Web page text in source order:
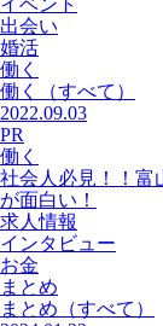
イベント
出会い
婚活
働く
働く
（すべて）
2022.09.03
PR
働く
社会人必見！！富
が面白い！
求人情報
インタビュー
お金
まとめ
まとめ （すべて）